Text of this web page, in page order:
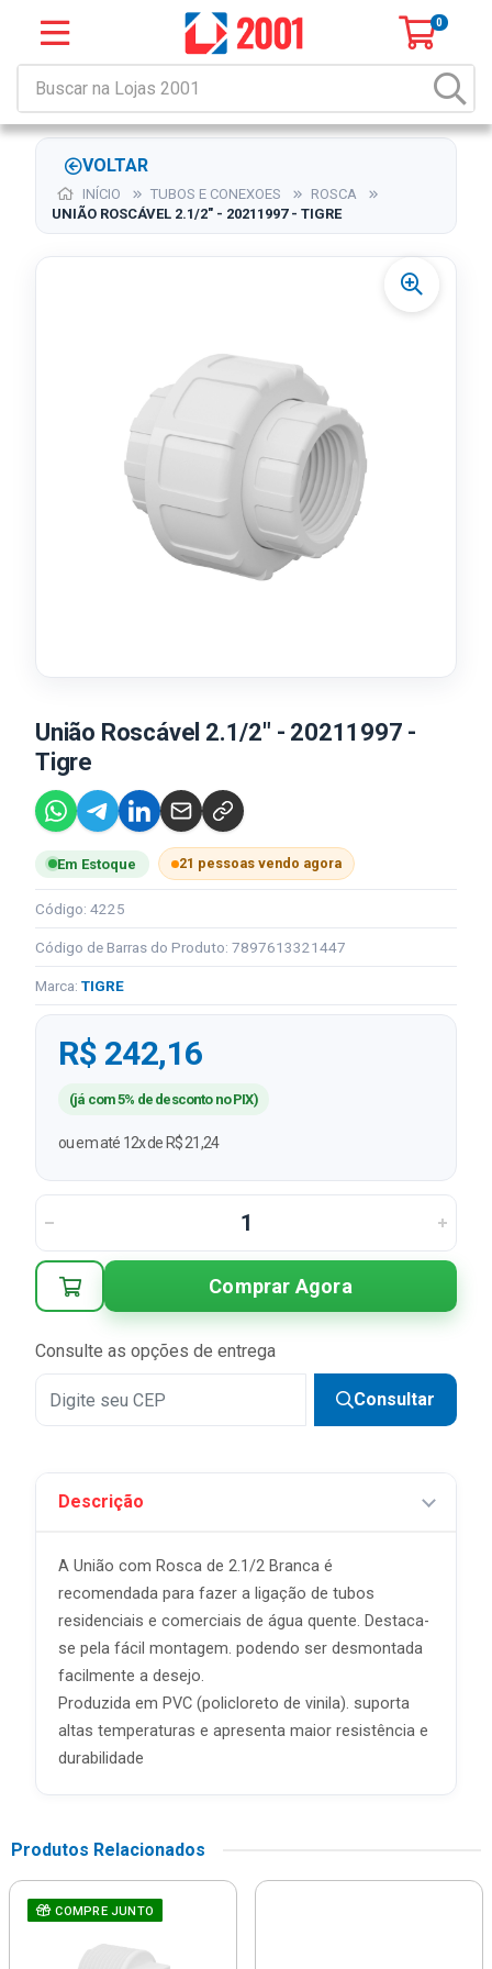
0
VOLTAR
INÍCIO TUBOS E CONEXOES
ROSCA
UNIÃO ROSCÁVEL 2.1/2" - 20211997 - TIGRE
União Roscável 2.1/2" - 20211997 -
Tigre
Em Estoque 21 pessoas vendo agora
Código: 4225
Código de Barras do Produto: 7897613321447
Marca: TIGRE
R$ 242,16
(já com 5% de desconto no PIX)
ou em até 12x de R$ 21,24
Comprar Agora
Consulte as opções de entrega
Consultar
Descrição
A União com Rosca de 2.1/2 Branca é
recomendada para fazer a ligação de tubos
residenciais e comerciais de água quente. Destaca-
se pela fácil montagem. podendo ser desmontada
facilmente a desejo.
Produzida em PVC (policloreto de vinila). suporta
altas temperaturas e apresenta maior resistência e
durabilidade
Produtos Relacionados
COMPRE JUNTO